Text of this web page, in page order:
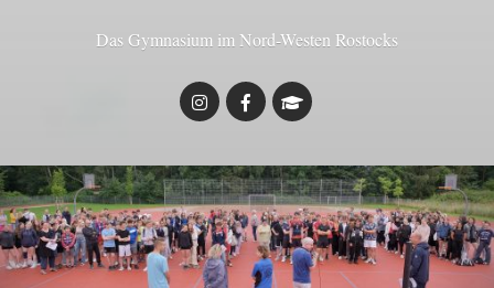
Das Gymnasium im Nord-Westen Rostocks